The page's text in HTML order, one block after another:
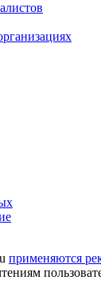
применяются